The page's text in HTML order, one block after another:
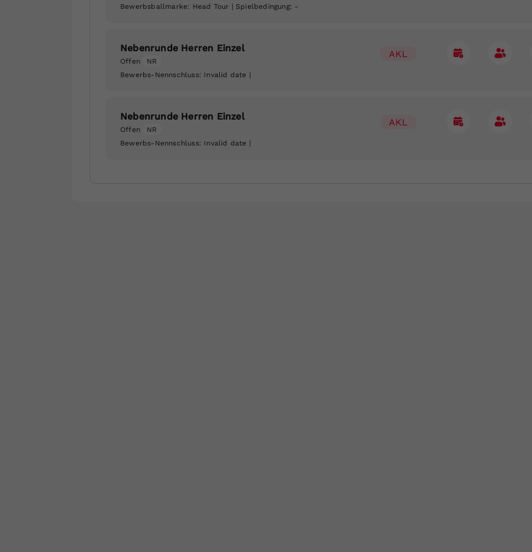
Bewerbsballmarke: Head Tour | Spielbedingung: -
Nebenrunde Herren Einzel
Offen NR
AKL
Bewerbs-Nennschluss: Invalid date
Nebenrunde Herren Einzel
Offen NR
AKL
Bewerbs-Nennschluss: Invalid date